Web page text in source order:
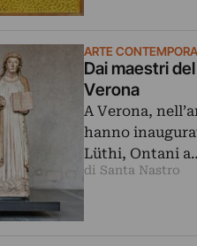
ARTE
Dai maestri
Verona
A Verona,
hanno
Lüthi, Ontani
di Santa Nastro